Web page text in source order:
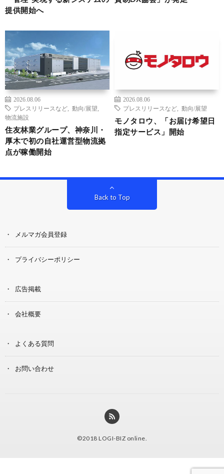
提供開始へ
2026.08.06
プレスリリースなど
動向/展望
物流施設
住友林業グループ、神奈川・
厚木で初の自社運営型物流拠
点が稼働開始
2026.08.06
プレスリリースなど
動向/展望
モノタロウ、「お届け希望日
指定サービス」開始
Back to Top
メルマガ会員登録
プライバシーポリシー
広告掲載
会社概要
よくある質問
お問い合わせ
©2018 LOGI-BIZ online